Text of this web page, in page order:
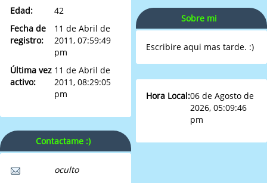
Edad:
42
Fecha de
registro:
11 de Abril de
2011, 07:59:49
pm
Última vez
activo:
11 de Abril de
2011, 08:29:05
pm
Contactame :)
oculto
Sobre mi
Escribire aqui mas tarde. :)
Hora Local:06 de Agosto de
2026, 05:09:46
pm